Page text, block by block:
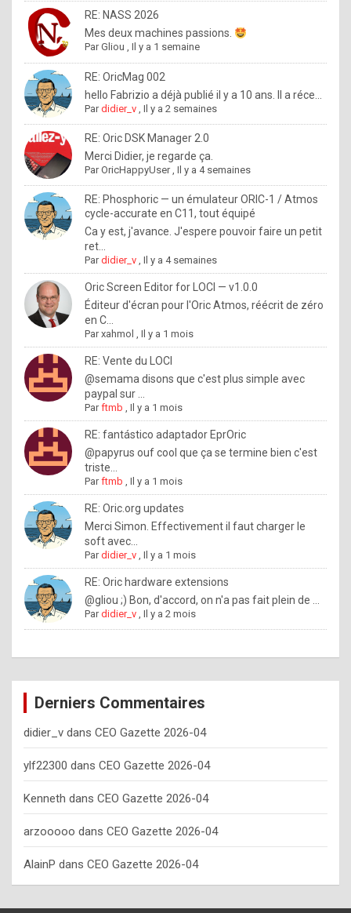
b
y
o
l
e
x
.
I
f
y
o
u
w
a
n
t
o
n
o
w
h
o
w
o
e
y
o
u
s
h
o
RE: NASS 2026
Mes deux machines passions.
ParGliou ,Il y a 1 semaine
RE: OricMag 002
hello Fabrizio a déjà publié il y a 10 ans. Il a réce...
Pardidier_v ,Il y a 2 semaines
RE: Oric DSK Manager 2.0
Merci Didier, je regarde ça.
ParOricHappyUser,Il y a 4 semaines
RE: Phosphoric — un émulateur ORIC-1 / Atmos
cycle-accurate en C11, tout équipé
Ca y est, j'avance. J'espere pouvoir faire un petit
ret...
Pardidier_v ,Il y a 4 semaines
Oric Screen Editor for LOCI — v1.0.0
Éditeur d'écran pour l'Oric Atmos, réécrit de zéro
en C...
Parxahmol ,Il y a 1 mois
RE: Vente du LOCI
@semama disons que c'est plus simple avec
paypal sur ...
Parftmb ,Il y a 1 mois
RE: fantástico adaptador EprOric
@papyrus ouf cool que ça se termine bien c'est
triste...
Parftmb ,Il y a 1 mois
RE: Oric.org updates
Merci Simon. Effectivement il faut charger le
soft avec...
Pardidier_v ,Il y a 1 mois
RE: Oric hardware extensions
@gliou ;) Bon, d'accord, on n'a pas fait plein de ...
Pardidier_v ,Il y a 2 mois
Derniers Commentaires
didier_v dans CEO Gazette 2026-04
ylf22300 dans CEO Gazette 2026-04
Kenneth dans CEO Gazette 2026-04
arzooooo dans CEO Gazette 2026-04
AlainP dans CEO Gazette 2026-04